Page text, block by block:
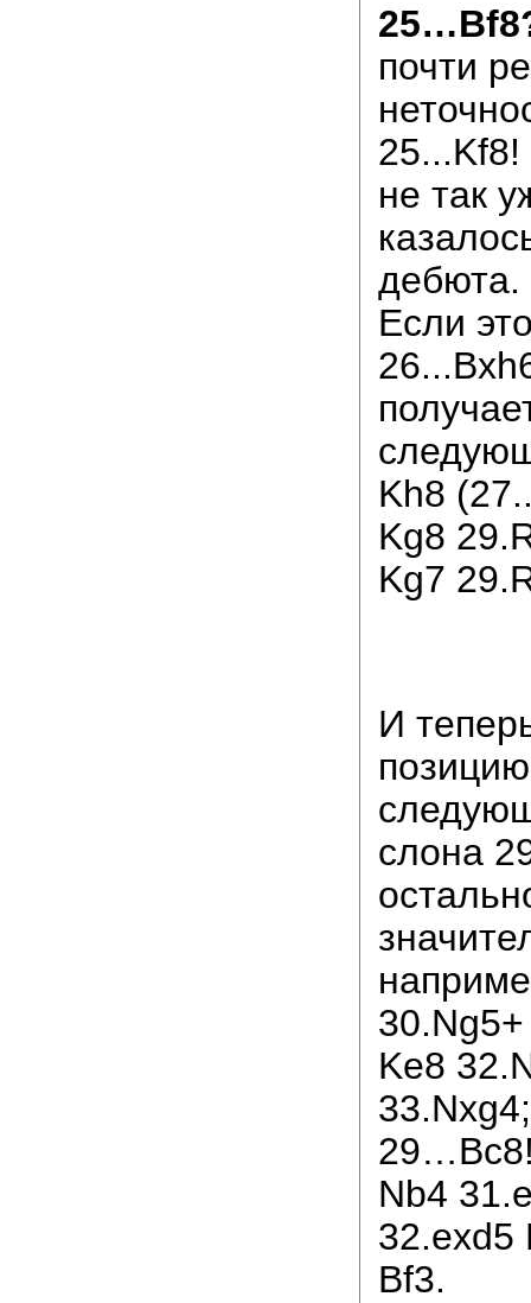
почти
не так
дебюта.
Если
Kh8
Kg8
Kg7
И
слона
Ke8
Nb4
32.exd5
Bf3.